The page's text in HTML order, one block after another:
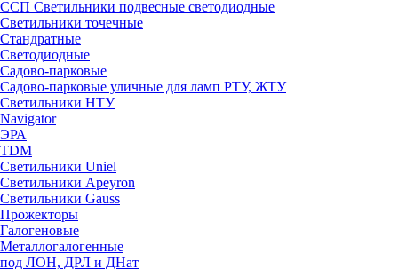
ССП Светильники подвесные светодиодные
Светильники точечные
Стандратные
Светодиодные
Садово-парковые
Садово-парковые уличные для ламп РТУ, ЖТУ
Светильники НТУ
Navigator
ЭРА
TDM
Светильники Uniel
Светильники Apeyron
Светильники Gauss
Прожекторы
Галогеновые
Металлогалогенные
под ЛОН, ДРЛ и ДНат